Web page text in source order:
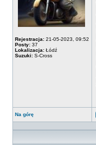
Rejestracja: 21-05-2023, 09:52
Posty: 37
Lokalizacja: Łódź
Suzuki: S-Cross
Na górę